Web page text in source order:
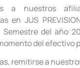
a nuestros
en JUS
Semestre del año
del efectivo
remitirse a